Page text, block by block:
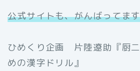
公式サイトも、がんばってま
ひめくり企画 片陸遼助『厨
めの漢字ドリル』